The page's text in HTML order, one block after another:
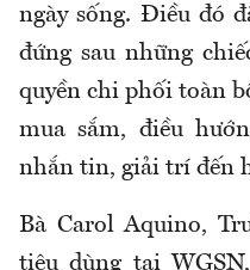
ngày sống. Điều đó
đứng sau những
quyền chi phối toàn
mua sắm, điều
nhắn tin, giải trí đến
Bà Carol Aquino,
tiêu dùng tại